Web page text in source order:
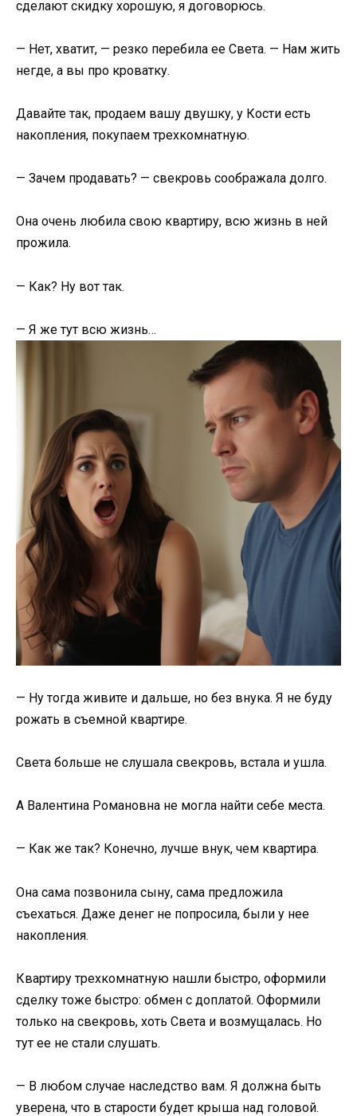
сделают скидку хорошую, я договорюсь.
— Нет, хватит, — резко перебила ее Света. — Нам жить
негде, а вы про кроватку.
Давайте так, продаем вашу двушку, у Кости есть
накопления, покупаем трехкомнатную.
— Зачем продавать? — свекровь соображала долго.
Она очень любила свою квартиру, всю жизнь в ней
прожила.
— Как? Ну вот так.
— Я же тут всю жизнь…
— Ну тогда живите и дальше, но без внука. Я не буду
рожать в съемной квартире.
Света больше не слушала свекровь, встала и ушла.
А Валентина Романовна не могла найти себе места.
— Как же так? Конечно, лучше внук, чем квартира.
Она сама позвонила сыну, сама предложила
съехаться. Даже денег не попросила, были у нее
накопления.
Квартиру трехкомнатную нашли быстро, оформили
сделку тоже быстро: обмен с доплатой. Оформили
только на свекровь, хоть Света и возмущалась. Но
тут ее не стали слушать.
— В любом случае наследство вам. Я должна быть
уверена, что в старости будет крыша над головой.